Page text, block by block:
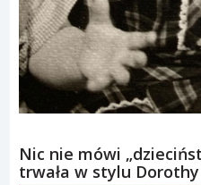
Nic nie mówi
trwała w stylu